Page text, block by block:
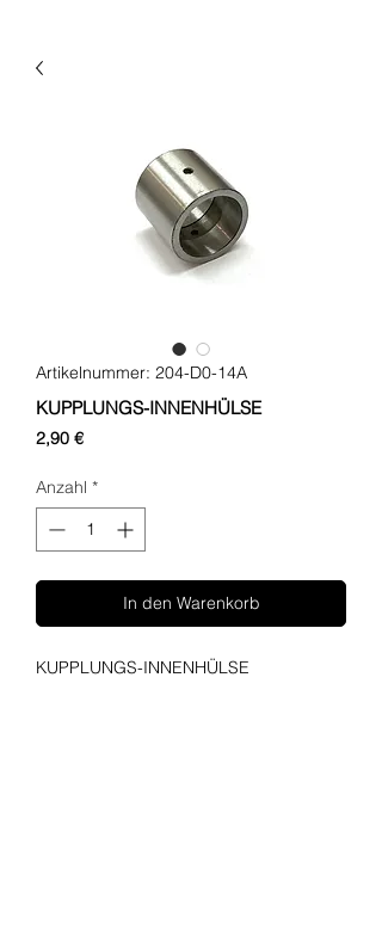
Artikelnummer: 204-D0-14A
KUPPLUNGS-INNENHÜLSE
2,90 €Preis
Anzahl *
In den Warenkorb
KUPPLUNGS-INNENHÜLSE